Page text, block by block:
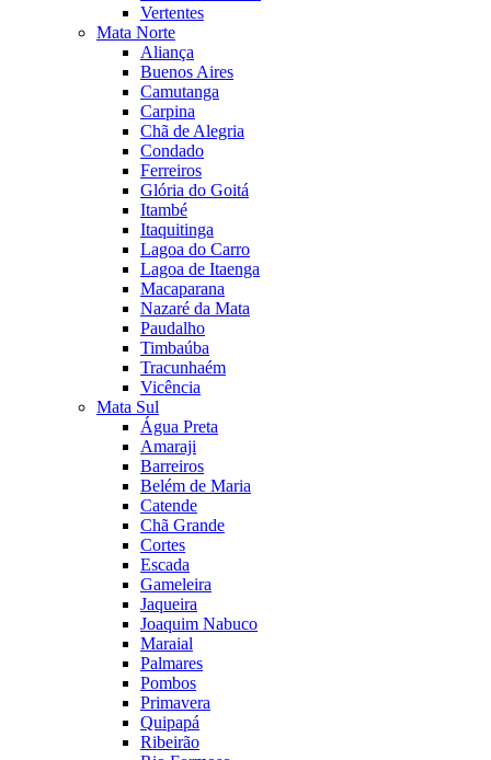
Vertentes
Mata Norte
Aliança
Buenos Aires
Camutanga
Carpina
Chã de Alegria
Condado
Ferreiros
Glória do Goitá
Itambé
Itaquitinga
Lagoa do Carro
Lagoa de Itaenga
Macaparana
Nazaré da Mata
Paudalho
Timbaúba
Tracunhaém
Vicência
Mata Sul
Água Preta
Amaraji
Barreiros
Belém de Maria
Catende
Chã Grande
Cortes
Escada
Gameleira
Jaqueira
Joaquim Nabuco
Maraial
Palmares
Pombos
Primavera
Quipapá
Ribeirão